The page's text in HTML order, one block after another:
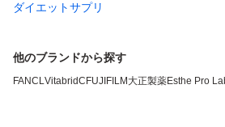
ダイエットサプリ
他のブランドから探す
FANCLVitabridC FUJIFILM 大正製薬Esthe Pro